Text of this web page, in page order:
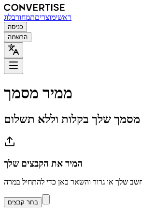
ראשימוצריםתמחורבלוג
כניסה
הרשמה
ממיר מסמך
המיר את הקבצים שלך
בחר קבצים